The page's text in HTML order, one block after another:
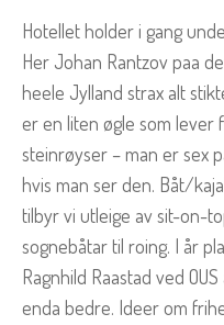
Hotellet holder i gang
Her Johan Rantzov paa
heele Jylland strax alt
er en liten øgle som lever
steinrøyser – man er sex
hvis man ser den. Båt/
tilbyr vi utleige av sit-on-
sognebåtar til roing. I år
Ragnhild Raastad ved
enda bedre. Ideer om